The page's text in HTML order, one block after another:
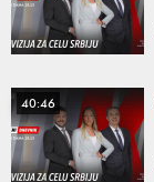
40:46